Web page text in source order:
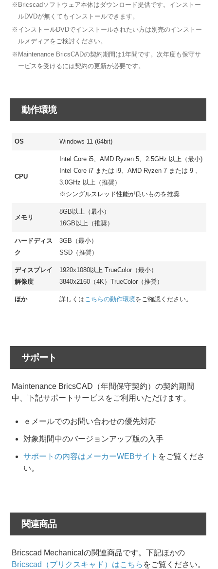
※Bricscadソフトウェア本体はダウンロード提供です。インストー
ルDVDが無くてもインストールできます。
※インストールDVDでインストールされたい方は別売のインストー
ルメディアをご検討ください。
※Maintenance BricsCADの契約期間は1年間です。次年度も保守サ
ービスを受けるには契約の更新が必要です。
動作環境
OS Windows 11 (64bit)
CPU
Intel Core i5、AMD Ryzen 5、2.5GHz 以上（最小)
Intel Core i7 または i9、AMD Ryzen 7 または 9 、
3.0GHz 以上（推奨）
※シングルスレッド性能が良いものを推奨
メモリ
8GB以上（最小）
16GB以上（推奨）
ハードディス
ク
3GB（最小）
SSD（推奨）
ディスプレイ
解像度
1920x1080以上 TrueColor（最小）
3840x2160（4K）TrueColor（推奨）
ほか 詳しくは こちらの動作環境をご確認ください。
サポート
Maintenance BricsCAD（年間保守契約）の契約期間
中、下記サポートサービスをご利用いただけます。
ｅメールでのお問い合わせの優先対応
対象期間中のバージョンアップ版の入手
サポートの内容はメーカーWEBサイト をご覧くださ
い。
関連商品
Bricscad Mechanicalの関連商品です。下記ほかの
Bricscad（ブリクスキャド）はこちら をご覧ください。